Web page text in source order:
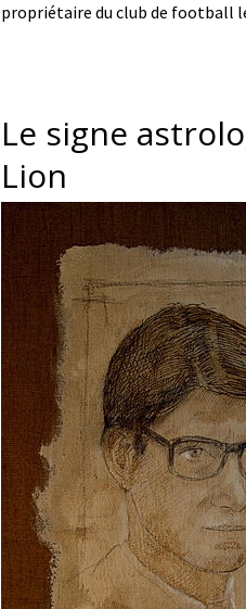
propriétaire du club de football
Le signe
Lion